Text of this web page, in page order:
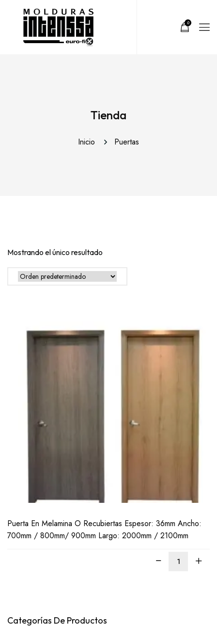
0
Tienda
Inicio Puertas
Mostrando el único resultado
Puerta En Melamina O Recubiertas Espesor: 36mm Ancho:
700mm / 800mm/ 900mm Largo: 2000mm / 2100mm
Categorías De Productos